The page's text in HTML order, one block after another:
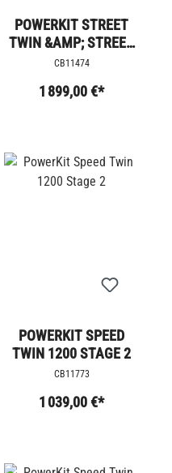
POWERKIT STREET
TWIN &AMP; STREET
CUP STAGE 4 +
CB11474
1 899,00 €*
POWERKIT SPEED
TWIN 1200 STAGE 2
CB11773
1 039,00 €*